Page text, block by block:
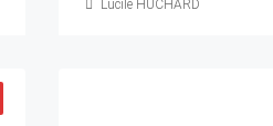
Lucile HUCHARD